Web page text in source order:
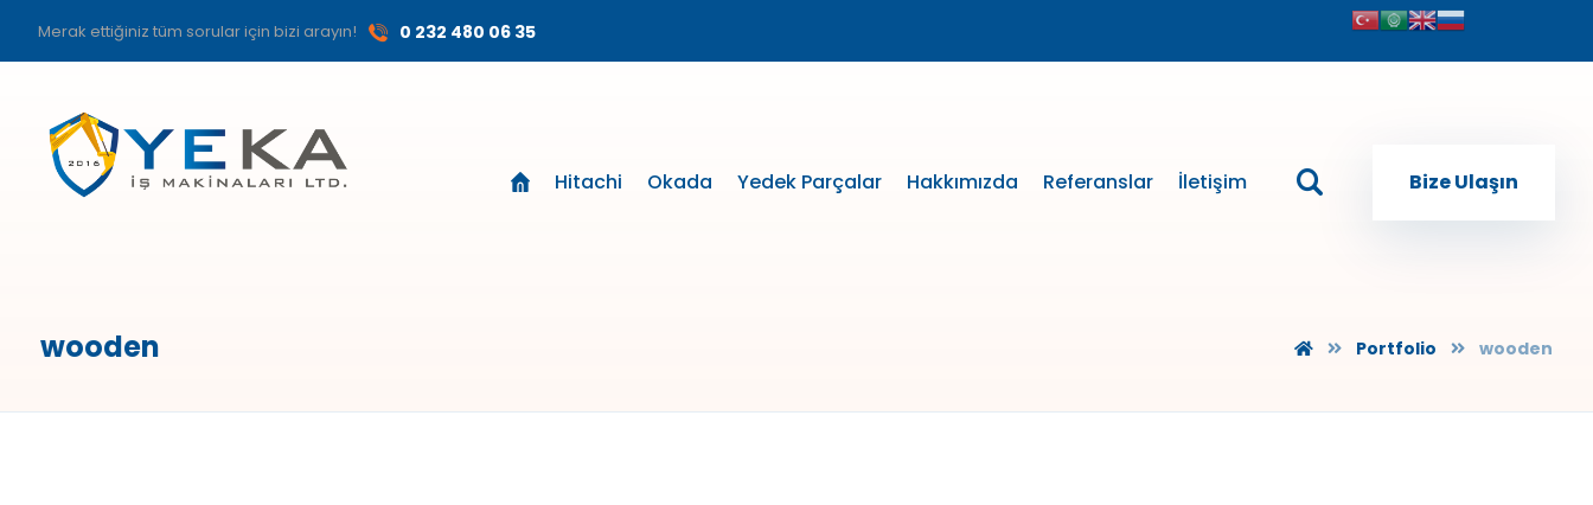
Merak ettiğiniz tüm sorular için bizi arayın! 0 232 480 06 35
Bize Ulaşın
Hitachi Okada Yedek Parçalar Hakkımızda Referanslar İletişim
wooden Portfolio wooden